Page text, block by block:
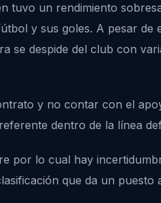
tuvo un rendimiento
y sus goles. A pesar de
se despide del club con
y no contar con el
dentro de la línea
por lo cual hay
que da un puesto